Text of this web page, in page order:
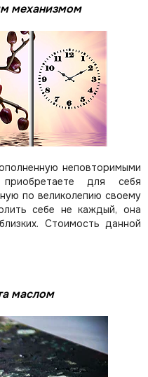
механизмом
неповторимыми
для себя
по великолепию своему
себе не каждый, она
Стоимость данной
маслом